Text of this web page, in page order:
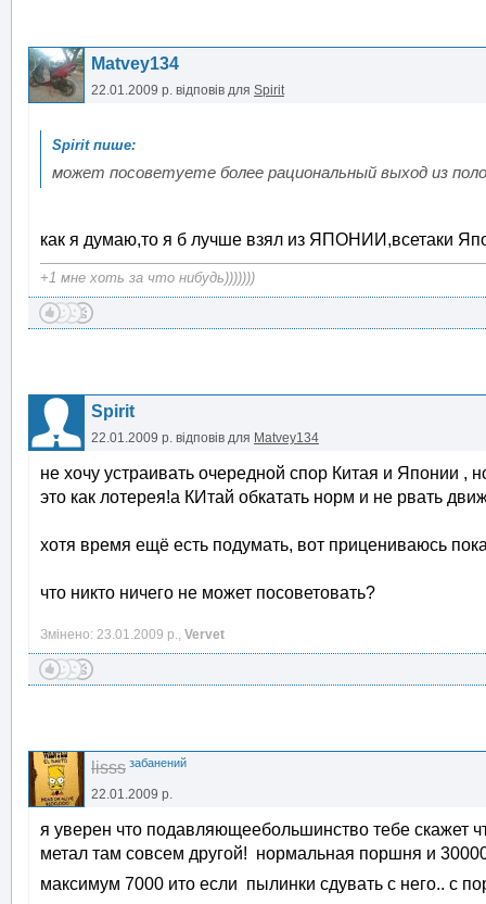
Matvey134
22.01.2009 р. відповів для Spirit
может посоветуете более рациональный выход из
как я думаю,то я б лучше взял из ЯПОНИИ,всетаки
+1 мне хоть за что нибудь)))))))
Spirit
22.01.2009 р. відповів для Matvey134
не хочу устраивать очередной спор Китая и Японии ,
это как лотерея!а КИтай обкатать норм и не рвать
хотя время ещё есть подумать, вот прицениваюсь
что никто ничего не может посоветовать?
Змінено: 23.01.2009 р., Vervet
lisss забанений
22.01.2009 р.
я уверен что подавляющеебольшинство тебе скажет
метал там совсем другой! нормальная поршня и
максимум 7000 ито если пылинки сдувать с него.. с